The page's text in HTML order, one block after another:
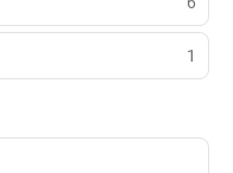
1